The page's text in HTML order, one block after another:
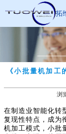
拓
《小批量机加
浏
在制造业智能化转
复现性特点，成为
机加工模式，小批